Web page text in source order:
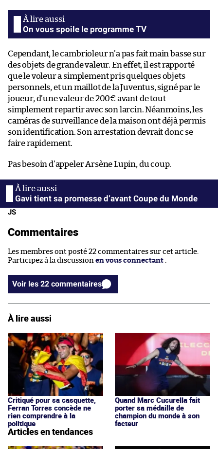
On vous spoile le programme TV
Cependant, le cambrioleur n’a pas fait main basse sur
des objets de grande valeur. En effet, il est rapporté
que le voleur a simplement pris quelques objets
personnels, et un maillot de la Juventus, signé par le
joueur, d’une valeur de 200€ avant de tout
simplement repartir avec son larcin. Néanmoins, les
caméras de surveillance de la maison ont déjà permis
son identification. Son arrestation devrait donc se
faire rapidement.
Pas besoin d’appeler Arsène Lupin, du coup.
Gavi tient sa promesse d’avant Coupe du Monde
JS
Commentaires
Les membres ont posté 22 commentaires sur cet article.
Participez à la discussion en vous connectant
Voir les 22 commentaires
À lire aussi
Critiqué pour sa casquette,
Ferran Torres concède ne
rien comprendre à la
politique
Quand Marc Cucurella fait
porter sa médaille de
champion du monde à son
facteur
Articles en tendances